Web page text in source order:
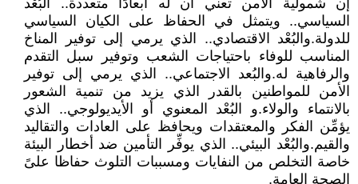
إن شمولية الأمن تعني أن له أبعادًا متعددة.. البُعْد
السياسي.. ويتمثل في الحفاظ على الكيان السياسي
للدولة.والبُعْد الاقتصادي.. الذي يرمي إلى توفير المناخ
المناسب للوفاء باحتياجات الشعب وتوفير سبل التقدم
والرفاهية له.والبُعد الاجتماعي.. الذي يرمي إلى توفير
الأمن للمواطنين بالقدر الذي يزيد من تنمية الشعور
بالانتماء والولاء.و البُعْد المعنوي أو الأيديولوجي.. الذي
يؤمِّن الفكر والمعتقدات ويحافظ على العادات والتقاليد
والقيم.والبُعْد البيئي.. الذي يوفِّر التأمين ضد أخطار البيئة
خاصة التخلص من النفايات ومسببات التلوث حفاظا علىً
الصحة العامة.